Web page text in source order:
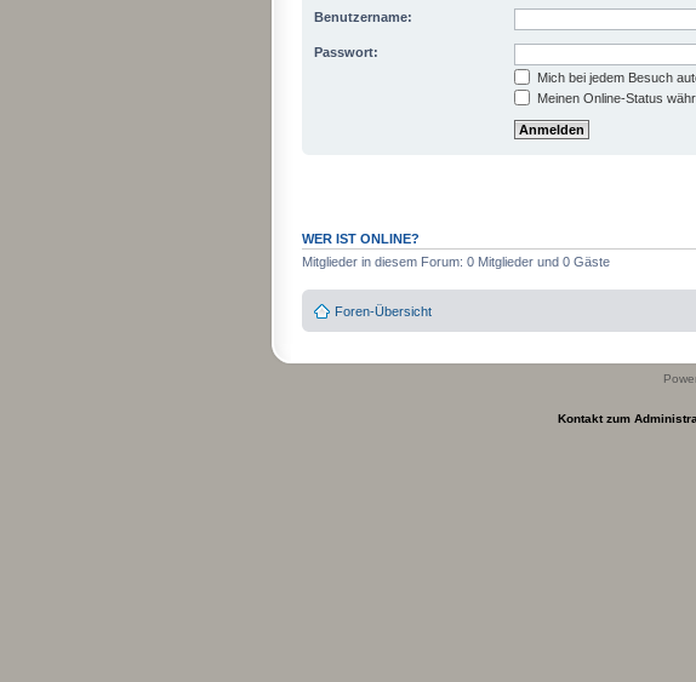
Benutzername:
Passwort:
Mich bei jedem Besuch
Meinen Online-Status
WER IST ONLINE?
Mitglieder in diesem Forum: 0 Mitglieder und 0 Gäste
Foren-Übersicht
Kontakt zum